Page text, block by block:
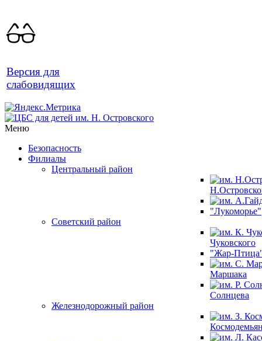
Версия для
слабовидящих
Меню
Безопасность
Филиалы
Центральный район
"Лукоморье"
Советский район
Чуковского
"Жар-
Маршака
Солнцева
Железнодорожный район